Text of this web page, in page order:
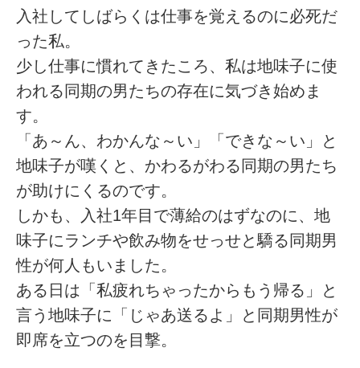
入社してしばらくは仕事を覚えるのに必死だ
った私。
少し仕事に慣れてきたころ、私は地味子に使
われる同期の男たちの存在に気づき始めま
す。
「あ～ん、わかんな～い」「できな～い」と
地味子が嘆くと、かわるがわる同期の男たち
が助けにくるのです。
しかも、入社1年目で薄給のはずなのに、地
味子にランチや飲み物をせっせと驕る同期男
性が何人もいました。
ある日は「私疲れちゃったからもう帰る」と
言う地味子に「じゃあ送るよ」と同期男性が
即席を立つのを目撃。